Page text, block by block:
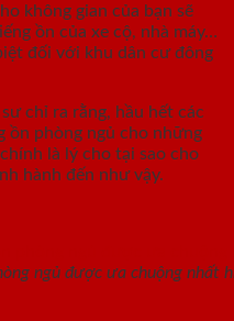
không gian của bạn sẽ
ồn của xe cộ, nhà máy…
đối với khu dân cư đông
chỉ ra rằng, hầu hết các
ồn phòng ngủ cho những
là lý cho tại sao cho
hành đến như vậy.
ngủ được ưa chuộng nhất